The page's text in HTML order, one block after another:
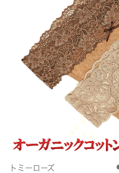
トミーローズ